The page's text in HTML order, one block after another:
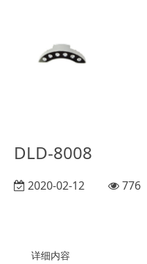
DLD-8008
2020-02-12 776
详细内容